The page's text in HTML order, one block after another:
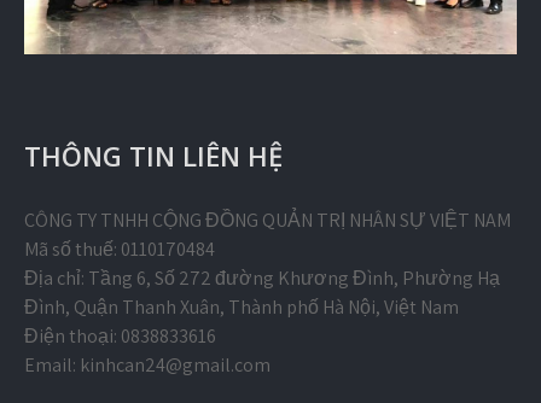
THÔNG TIN LIÊN HỆ
CÔNG TY TNHH CỘNG ĐỒNG QUẢN TRỊ NHÂN SỰ VIỆT NAM
Mã số thuế: 0110170484
Địa chỉ: Tầng 6, Số 272 đường Khương Đình, Phường Hạ
Đình, Quận Thanh Xuân, Thành phố Hà Nội, Việt Nam
Điện thoại: 0838833616
Email: kinhcan24@gmail.com